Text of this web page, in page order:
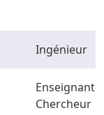
Ingénieur
Enseignant-
Chercheur